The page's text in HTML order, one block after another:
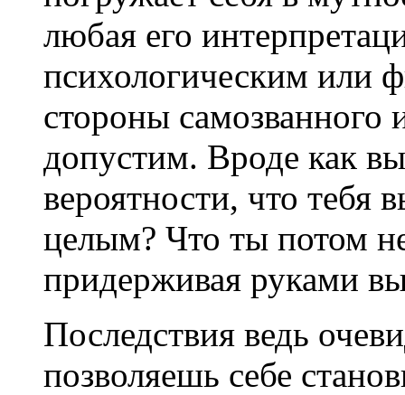
любая его
психологическим или
стороны самозванного
допустим. Вроде как
вероятности, что тебя
целым? Что ты потом
придерживая руками
Последствия ведь
позволяешь себе